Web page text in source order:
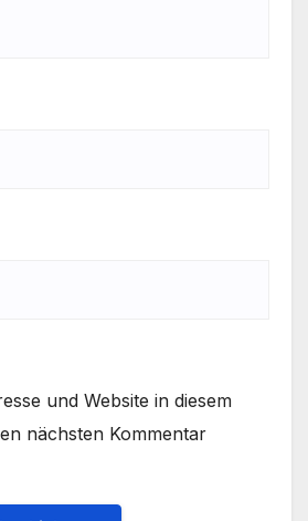
und Website in diesem
nächsten Kommentar